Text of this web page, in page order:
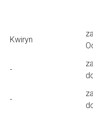
Kwiryn
-
-